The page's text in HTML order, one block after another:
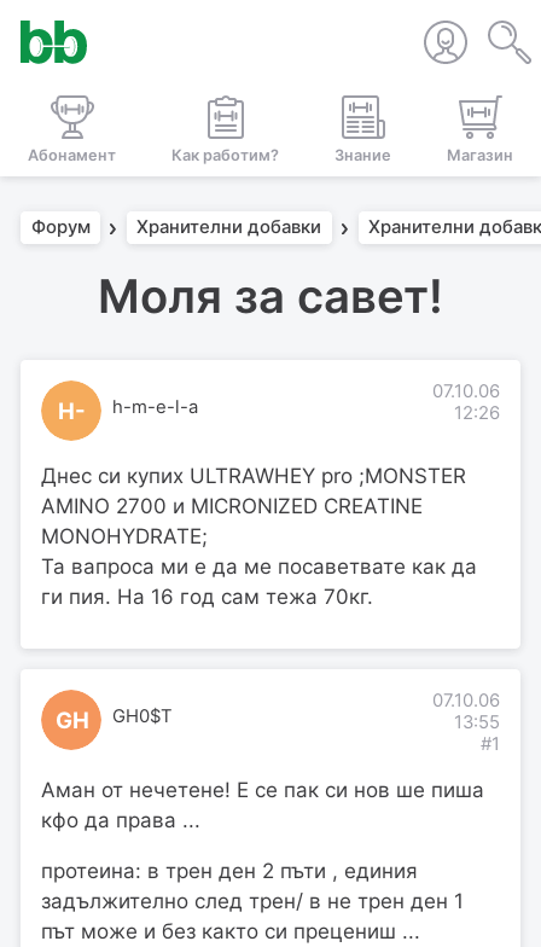
Абонамент Как работим? Знание Магазин
Форум Хранителни добавки Хранителни
Моля за савет!
H- h-m-e-l-a
07.10.06
12:26
Днес си купих ULTRAWHEY pro ;MONSTER
AMINO 2700 и MICRONIZED CREATINE
MONOHYDRATE;
Та вапроса ми е да ме посаветвате как да
ги пия. На 16 год сам тежа 70кг.
GH GH0$T
07.10.06
13:55
#1
Аман от нечетене! Е се пак си нов ше пиша
кфо да права ...
протеина: в трен ден 2 пъти , единия
задължително след трен/ в не трен ден 1
път може и без както си прецениш ...